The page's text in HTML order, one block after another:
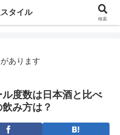
あります
度数は日本酒と比べ
み方は？
タイル
検索